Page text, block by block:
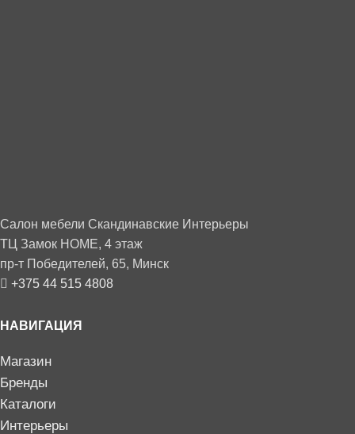
Салон мебели Скандинавские Интерьеры
ТЦ Замок HOME, 4 этаж
пр-т Победителей, 65, Минск
+375 44 515 4808
НАВИГАЦИЯ
Магазин
Бренды
Каталоги
Интерьеры